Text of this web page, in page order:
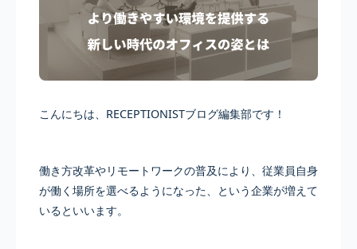
こんにちは、RECEPTIONISTブログ編集部です！
働き方改革やリモートワークの普及により、従業員自身
が働く場所を選べるようになった、という企業が増えて
いるといいます。